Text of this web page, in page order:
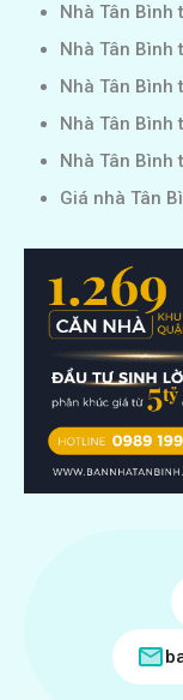
Nhà Tân Bình
Nhà Tân Bình
Nhà Tân Bình
Nhà Tân Bình
Nhà Tân Bình
Giá nhà Tân